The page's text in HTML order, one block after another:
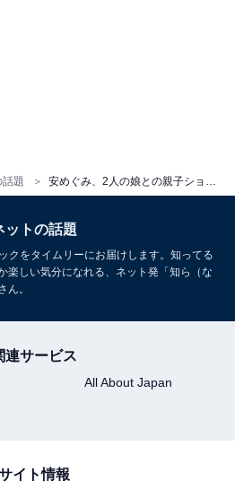
話題 安めぐみ、2人の娘との親子ショット披露！ 「ママもとっても美しい」「ほっこり笑顔かわいい」
ットの話題
クをタイムリーにお届けします。知ってる
楽しい気分になれる、ネット発「知ら（な
ん。
連サービス
All About Japan
イト情報